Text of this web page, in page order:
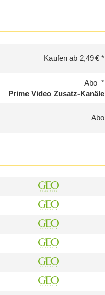
Kaufen ab 2,49 €
Abo
Prime Video Zusatz-Kanäle
Abo